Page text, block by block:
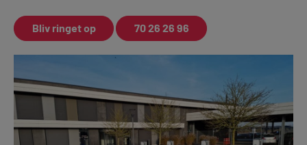
Bliv ringet op 70 26 26 96